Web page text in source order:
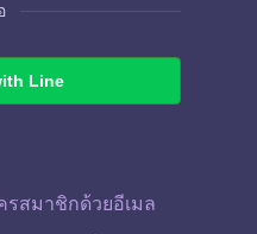
Line
รสมาชิกด้วยอีเมล